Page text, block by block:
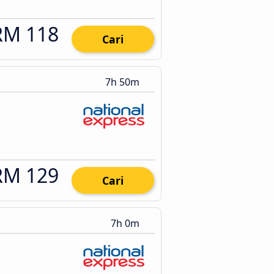
118 Cari
7h 50m
129 Cari
7h 0m